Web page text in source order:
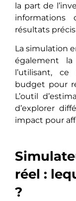
la part de
informations
résultats
La simulation
également la
l’utilisant,
budget pour
L’outil
d’explorer
impact pour
réel :
?